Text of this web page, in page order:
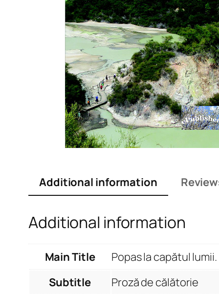
Additional information
Additional information
Main Title
Popas la capătul
Subtitle
Proză de călătorie